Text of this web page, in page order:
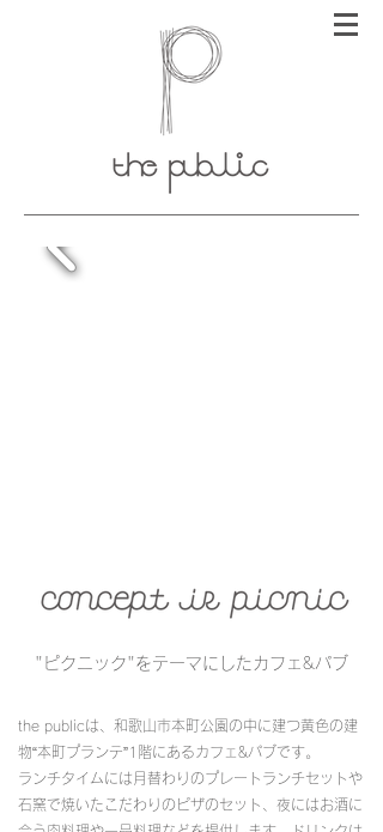
"ピクニック"をテーマにしたカフェ&パブ
the publicは、和歌山市本町公園の中に建つ黄色の建
物“本町プランテ”1階にあるカフェ&パブです。
ランチタイムには月替わりのプレートランチセットや
石窯で焼いたこだわりのピザのセット、夜にはお酒に